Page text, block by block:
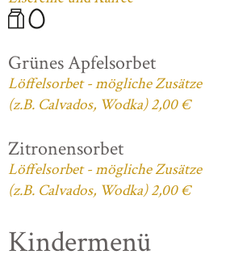
Grünes Apfelsorbet
Löffelsorbet - mögliche Zusätze
(z.B. Calvados, Wodka) 2,00 €
Zitronensorbet
Löffelsorbet - mögliche Zusätze
(z.B. Calvados, Wodka) 2,00 €
Kindermenü